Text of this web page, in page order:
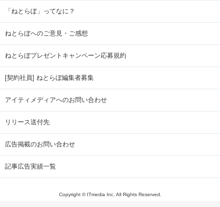
「ねとらぼ」ってなに？
ねとらぼへのご意見・ご感想
ねとらぼプレゼントキャンペーン応募規約
[契約社員] ねとらぼ編集者募集
アイティメディアへのお問い合わせ
リリース送付先
広告掲載のお問い合わせ
記事広告実績一覧
Copyright © ITmedia Inc. All Rights Reserved.